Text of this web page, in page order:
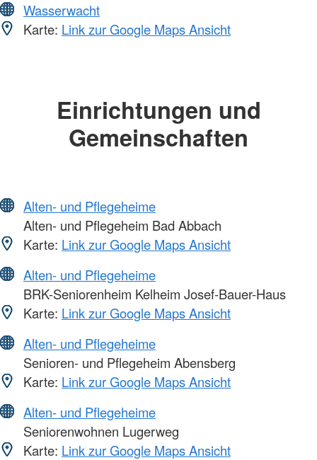
Wasserwacht
Karte: Link zur Google Maps Ansicht
Einrichtungen und
Gemeinschaften
Alten- und Pflegeheime
Alten- und Pflegeheim Bad Abbach
Karte: Link zur Google Maps Ansicht
Alten- und Pflegeheime
BRK-Seniorenheim Kelheim Josef-Bauer-Haus
Karte: Link zur Google Maps Ansicht
Alten- und Pflegeheime
Senioren- und Pflegeheim Abensberg
Karte: Link zur Google Maps Ansicht
Alten- und Pflegeheime
Seniorenwohnen Lugerweg
Karte: Link zur Google Maps Ansicht